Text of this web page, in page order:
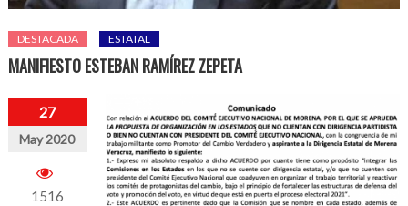
DESTACADA ESTATAL
MANIFIESTO ESTEBAN RAMÍREZ ZEPETA
27
May 2020
1516